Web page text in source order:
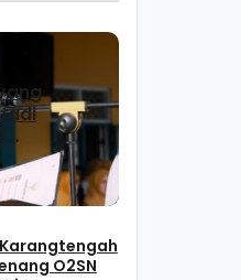
Karangtengah
O2SN